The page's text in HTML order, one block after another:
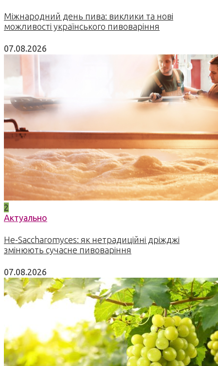
Міжнародний день пива: виклики та нові
можливості українського пивоваріння
07.08.2026
2
Актуально
Не-Saccharomyces: як нетрадиційні дріжджі
змінюють сучасне пивоваріння
07.08.2026